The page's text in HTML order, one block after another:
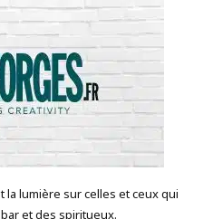
la lumière sur celles et ceux qui
et des spiritueux.